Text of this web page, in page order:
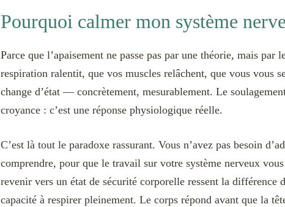
Pourquoi calmer mon système
Parce que l’apaisement ne passe pas par une théorie, mais
respiration ralentit, que vos muscles relâchent, que vous vous
change d’état — concrètement, mesurablement. Le
croyance : c’est une réponse physiologique réelle.
C’est là tout le paradoxe rassurant. Vous n’avez pas besoin
comprendre, pour que le travail sur votre système nerveux
revenir vers un état de sécurité corporelle ressent la différence
capacité à respirer pleinement. Le corps répond avant que la